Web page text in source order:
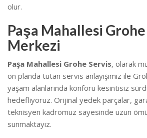
olur.
Paşa Mahallesi
Merkezi
Paşa Mahallesi Grohe Servis, olarak
ön planda tutan servis anlayışımız ile
yaşam alanlarında konforu kesintisiz
hedefliyoruz. Orijinal yedek parçalar,
teknisyen kadromuz sayesinde uzun
sunmaktayız.